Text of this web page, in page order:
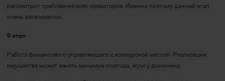
рассмотрит требования всех кредиторов. Именно поэтому данный этап
очень затягивается.
9 этап
Работа финансового управляющего с конкурсной массой. Реализация
имущества может занять минимум полгода, если у должника: